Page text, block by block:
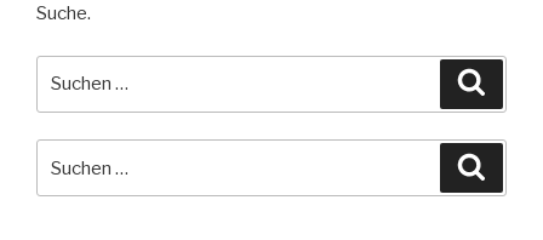
Suche.
nach: